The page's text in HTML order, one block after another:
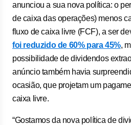
anunciou a sua nova política: o
de caixa das operações) menos
fluxo de caixa livre (FCF), a ser
foi reduzido de 60% para 45%,
possibilidade de dividendos
anúncio também havia
ocasião, que projetam um
caixa livre.
“Gostamos da nova política de